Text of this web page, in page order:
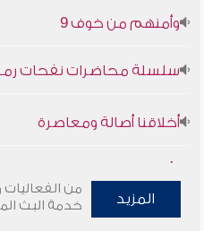
سلسلة محاضرات نفحات رمضانية
المزيد
من الفعاليات
خدمة البث